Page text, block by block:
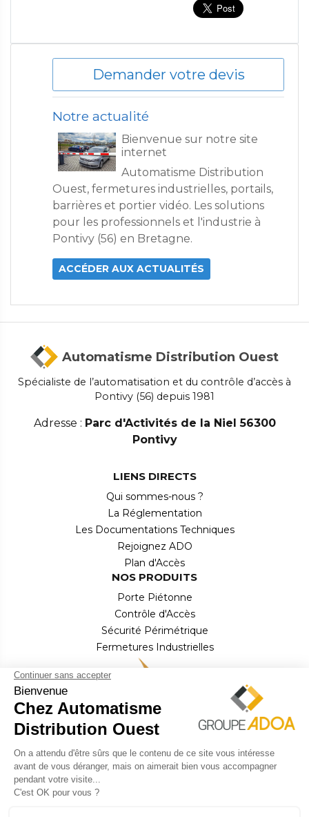
Demander votre devis
Notre actualité
Bienvenue sur notre site
internet
Automatisme Distribution
Ouest, fermetures industrielles, portails,
barrières et portier vidéo. Les solutions
pour les professionnels et l'industrie à
Pontivy (56) en Bretagne.
ACCÉDER AUX ACTUALITÉS
Automatisme Distribution Ouest
Spécialiste de l’automatisation et du contrôle d’accès à
Pontivy (56) depuis 1981
Adresse : Parc d'Activités de la Niel 56300
Pontivy
LIENS DIRECTS
Qui sommes-nous ?
La Réglementation
Les Documentations Techniques
Rejoignez ADO
Plan d'Accès
NOS PRODUITS
Porte Piétonne
Contrôle d'Accès
Sécurité Périmétrique
Fermetures Industrielles
Équipements de Quai
Email : contact.commercial2@adooa.fr
Téléphone :